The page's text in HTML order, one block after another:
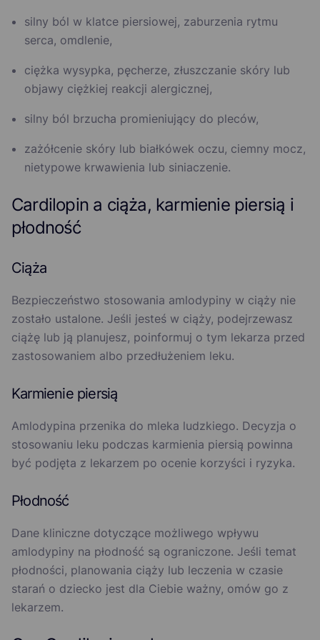
silny ból w klatce piersiowej, zaburzenia rytmu
serca, omdlenie,
ciężka wysypka, pęcherze, złuszczanie skóry lub
objawy ciężkiej reakcji alergicznej,
silny ból brzucha promieniujący do pleców,
zażółcenie skóry lub białkówek oczu, ciemny mocz,
nietypowe krwawienia lub siniaczenie.
Cardilopin a ciąża, karmienie piersią i
płodność
Ciąża
Bezpieczeństwo stosowania amlodypiny w ciąży nie
zostało ustalone. Jeśli jesteś w ciąży, podejrzewasz
ciążę lub ją planujesz, poinformuj o tym lekarza przed
zastosowaniem albo przedłużeniem leku.
Karmienie piersią
Amlodypina przenika do mleka ludzkiego. Decyzja o
stosowaniu leku podczas karmienia piersią powinna
być podjęta z lekarzem po ocenie korzyści i ryzyka.
Płodność
Dane kliniczne dotyczące możliwego wpływu
amlodypiny na płodność są ograniczone. Jeśli temat
płodności, planowania ciąży lub leczenia w czasie
starań o dziecko jest dla Ciebie ważny, omów go z
lekarzem.